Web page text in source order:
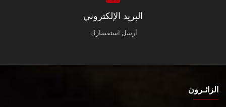
البريد الإلكتروني
أرسل استفسارك.
الزائـرون